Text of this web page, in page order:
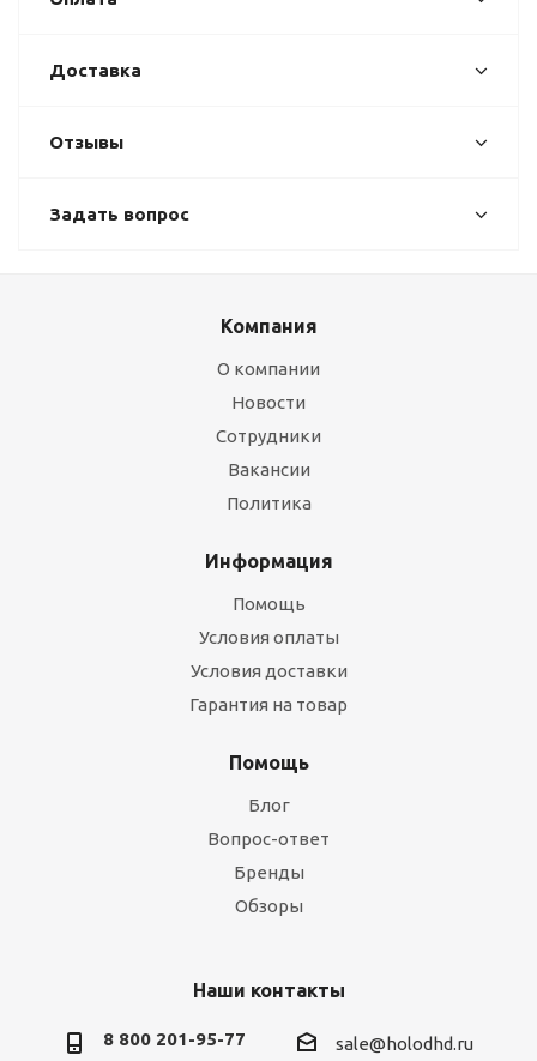
Доставка
Отзывы
Задать вопрос
Компания
О компании
Новости
Сотрудники
Вакансии
Политика
Информация
Помощь
Условия оплаты
Условия доставки
Гарантия на товар
Помощь
Блог
Вопрос-ответ
Бренды
Обзоры
Наши контакты
8 800 201-95-77 sale@holodhd.ru